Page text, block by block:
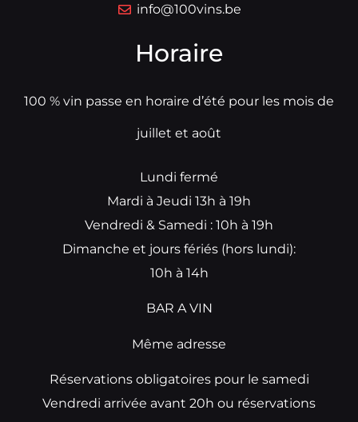
info@100vins.be
Horaire
100 % vin passe en horaire d’été pour les mois de
juillet et août
Lundi fermé
Mardi à Jeudi 13h à 19h
Vendredi & Samedi : 10h à 19h
Dimanche et jours fériés (hors lundi):
10h à 14h
BAR A VIN
Même adresse
Réservations obligatoires pour le samedi
Vendredi arrivée avant 20h ou réservations